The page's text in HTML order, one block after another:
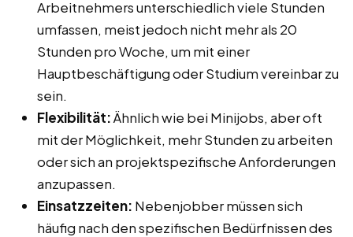
Arbeitnehmers unterschiedlich viele Stunden
umfassen, meist jedoch nicht mehr als 20
Stunden pro Woche, um mit einer
Hauptbeschäftigung oder Studium vereinbar zu
sein.
Flexibilität:Ähnlich wie bei Minijobs, aber oft
mit der Möglichkeit, mehr Stunden zu arbeiten
oder sich an projektspezifische Anforderungen
anzupassen.
Einsatzzeiten: Nebenjobber müssen sich
häufig nach den spezifischen Bedürfnissen des